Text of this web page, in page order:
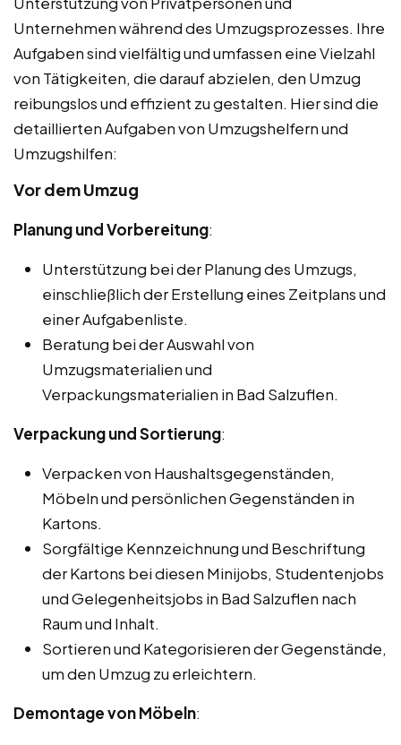
Unternehmen während des Umzugsprozesses. Ihre
Aufgaben sind vielfältig und umfassen eine Vielzahl
von Tätigkeiten, die darauf abzielen, den Umzug
reibungslos und effizient zu gestalten. Hier sind die
detaillierten Aufgaben von Umzugshelfern und
Umzugshilfen:
Vor dem Umzug
Planung und Vorbereitung:
Unterstützung bei der Planung des Umzugs,
einschließlich der Erstellung eines Zeitplans und
einer Aufgabenliste.
Beratung bei der Auswahl von
Umzugsmaterialien und
Verpackungsmaterialien in Bad Salzuflen.
Verpackung und Sortierung:
Verpacken von Haushaltsgegenständen,
Möbeln und persönlichen Gegenständen in
Kartons.
Sorgfältige Kennzeichnung und Beschriftung
der Kartons bei diesen Minijobs, Studentenjobs
und Gelegenheitsjobs in Bad Salzuflen nach
Raum und Inhalt.
Sortieren und Kategorisieren der Gegenstände,
um den Umzug zu erleichtern.
Demontage von Möbeln: